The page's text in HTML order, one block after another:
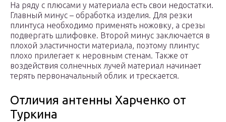
На ряду с плюсами у материала есть свои недостатки.
Главный минус – обработка изделия. Для резки
плинтуса необходимо применять ножовку, а срезы
подвергать шлифовке. Второй минус заключается в
плохой эластичности материала, поэтому плинтус
плохо прилегает к неровным стенам. Также от
воздействия солнечных лучей материал начинает
терять первоначальный облик и трескается.
Отличия антенны Харченко от
Туркина